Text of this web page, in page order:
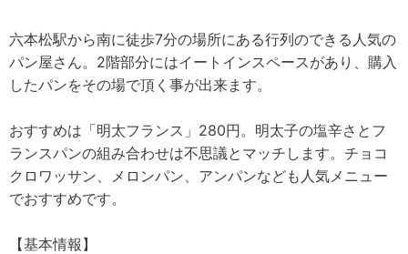
六本松駅から南に徒歩7分の場所にある行列のできる人気の
パン屋さん。2階部分にはイートインスペースがあり、購入
したパンをその場で頂く事が出来ます。
おすすめは「明太フランス」280円。明太子の塩辛さとフ
ランスパンの組み合わせは不思議とマッチします。チョコ
クロワッサン、メロンパン、アンパンなども人気メニュー
でおすすめです。
【基本情報】